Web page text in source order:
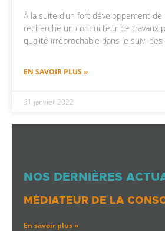
À la suite d’un fort développement
recherche un conducteur de travaux
qualité irréprochable dans le suivi des
EN SAVOIR PLUS »
31 janvier 2022
NOS DERNIÈRES
MÉDIATEUR DE LA
En savoir plus »